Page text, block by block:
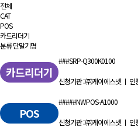
전체
CAT
POS
카드리더기
분류단말기명
카드리더기
###SRP-Q300K0100
신청기관 : ㈜케이에스넷 ㅣ
POS
#####NWPOS-A1000
신청기관 : ㈜케이에스넷 ㅣ